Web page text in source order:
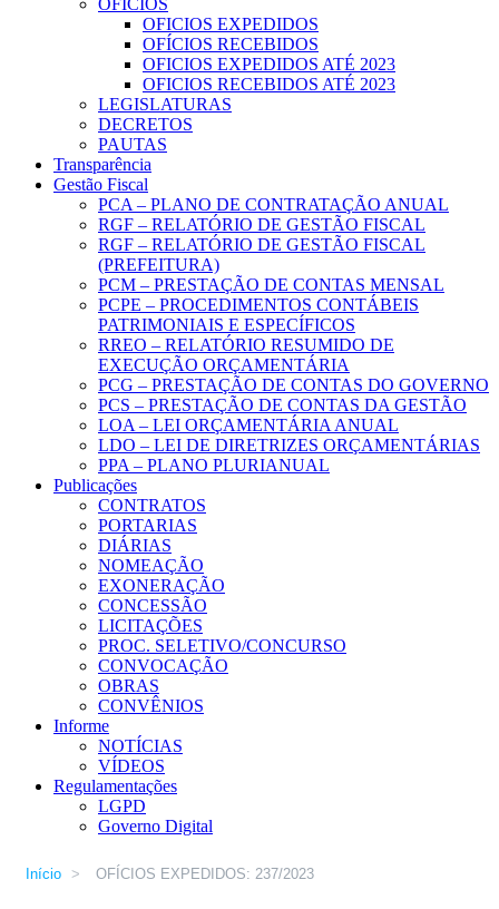
OFICIOS
OFICIOS EXPEDIDOS
OFÍCIOS RECEBIDOS
OFICIOS EXPEDIDOS ATÉ 2023
OFICIOS RECEBIDOS ATÉ 2023
LEGISLATURAS
DECRETOS
PAUTAS
Transparência
Gestão Fiscal
PCA – PLANO DE CONTRATAÇÃO ANUAL
RGF – RELATÓRIO DE GESTÃO FISCAL
RGF – RELATÓRIO DE GESTÃO FISCAL
(PREFEITURA)
PCM – PRESTAÇÃO DE CONTAS MENSAL
PCPE – PROCEDIMENTOS CONTÁBEIS
PATRIMONIAIS E ESPECÍFICOS
RREO – RELATÓRIO RESUMIDO DE
EXECUÇÃO ORÇAMENTÁRIA
PCG – PRESTAÇÃO DE CONTAS DO GOVERNO
PCS – PRESTAÇÃO DE CONTAS DA GESTÃO
LOA – LEI ORÇAMENTÁRIA ANUAL
LDO – LEI DE DIRETRIZES ORÇAMENTÁRIAS
PPA – PLANO PLURIANUAL
Publicações
CONTRATOS
PORTARIAS
DIÁRIAS
NOMEAÇÃO
EXONERAÇÃO
CONCESSÃO
LICITAÇÕES
PROC. SELETIVO/CONCURSO
CONVOCAÇÃO
OBRAS
CONVÊNIOS
Informe
NOTÍCIAS
VÍDEOS
Regulamentações
LGPD
Governo Digital
Início > OFÍCIOS EXPEDIDOS: 237/2023